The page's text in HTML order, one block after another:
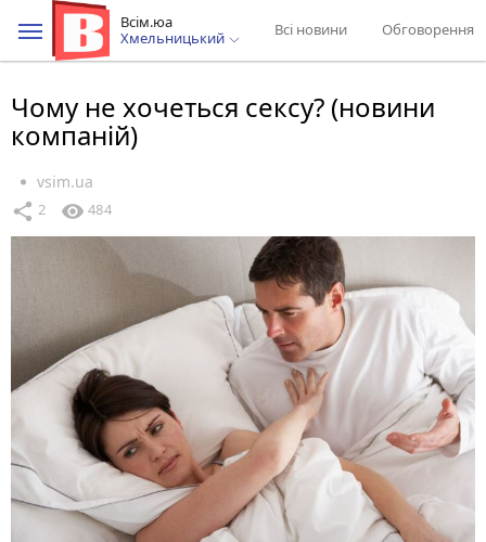
Всім.юа
Хмельницький
Всі новини Обговорення
Чому не хочеться сексу? (новини
компаній)
vsim.ua
share 2 visibility 484